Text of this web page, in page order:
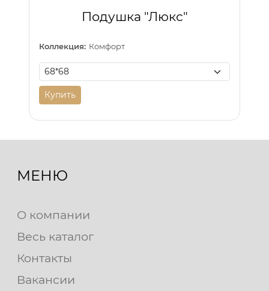
Подушка "Люкс"
Коллекция: Комфорт
Купить
МЕНЮ
О компании
Весь каталог
Контакты
Вакансии